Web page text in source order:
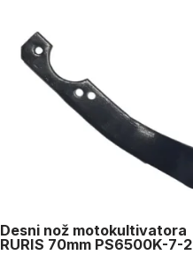
Desni nož motokultivatora
RURIS 70mm PS6500K-7-2